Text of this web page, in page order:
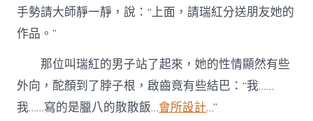
手勢請大師靜一靜，說：“上面，請瑞紅分送朋友她的
作品。”
那位叫瑞紅的男子站了起來，她的性情顯然有些
外向，酡顏到了脖子根，啟齒竟有些結巴：“我……
我……寫的是臘八的散散飯…會所設計…”